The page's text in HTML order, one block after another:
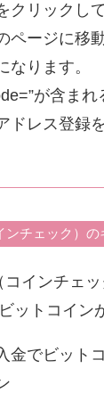
クリックし
ページに移
なります。
が含まれ
ドレス登録
ンチェック）の
コインチェ
ットコイン
金でビット